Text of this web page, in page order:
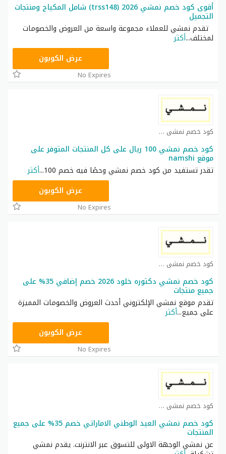
أقوى كود خصم نمشي 2026 (trss148) شامل المكياج ومنتجات
التجميل
تقدم نمشي للعملاء مجموعة واسعة من العروض والخصومات
لمختلف...أكثر
TRSS148عرض الكوبون
No Expires
كود خصم نمشي كوبون
كود خصم نمشي 100 ريال على كل المنتجات المتوفر على
موقع namshi
تقدر تستفيد من كود خصم نمشي وحصًا فيه خصم 100
...أكثر
TRSS148عرض الكوبون
No Expires
كود خصم نمشي كوبون
كود خصم نمشي دكتوره خلود 2026 خصم إضافي 35% على
جميع منتجات
تقدم موقع نمشي الإلكتروني أحدث العروض والخصومات المميزة
على جميع...أكثر
TRSS148عرض الكوبون
No Expires
كود خصم نمشي كوبون
كود خصم نمشي العيد الوطني الاماراتي خصم 35% على جميع
المنتجات
عن نمشي الوجهة الاولى للتسوق عبر الانترنت. يقدم نمشي